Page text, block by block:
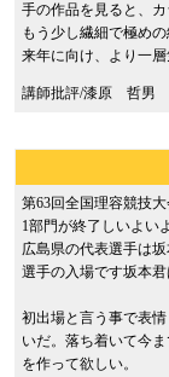
手の作品を見ると、
もう少し繊細で極め
来年に向け、より一
講師批評/漆原 哲男
第63回全国理容競技
1部門が終了しいよい
広島県の代表選手は
選手の入場です坂本
初出場と言う事で表
いだ。落ち着いて今
を作って欲しい。